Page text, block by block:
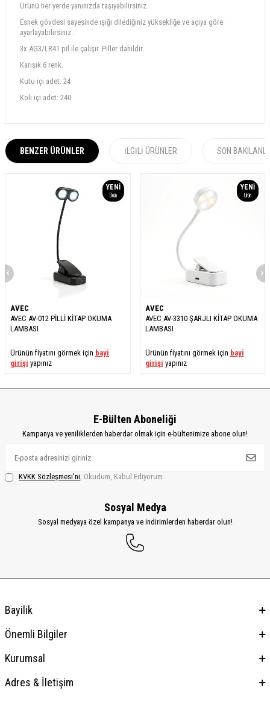
Ürünü her yerde yanınızda taşıyabilirsiniz.
Esnek gövdesi sayesinde ışığı dilediğiniz yüksekliğe ve açıya göre
ayarlayabilirsiniz.
3x AG3/LR41 pil ile çalışır. Piller dahildir.
Karışık 6 renk.
Kutu içi adet: 24
Koli içi adet: 240
BENZER ÜRÜNLER İLGILI ÜRÜNLER SON
YENI
Ürün
AVEC
AVEC AV-012 PİLLİ KİTAP OKUMA
LAMBASI
Ürünün fiyatını görmek için bayi
girişi yapınız
YENI
Ürün
AVEC
AVEC AV-3310 ŞARJLI KİTAP OKUMA
LAMBASI
Ürünün fiyatını görmek için bayi
girişi yapınız
E-Bülten Aboneliği
Kampanya ve yeniliklerden haberdar olmak için e-bültenimize abone olun!
KVKK Sözleşmesi'ni, Okudum, Kabul Ediyorum.
Sosyal Medya
Sosyal medyaya özel kampanya ve indirimlerden haberdar olun!
Bayilik
Önemli Bilgiler
Kurumsal
Adres & İletişim